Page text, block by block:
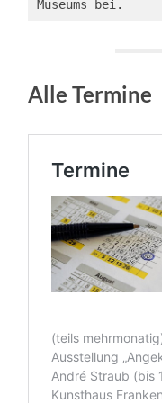
Museums bei.
Alle Termine